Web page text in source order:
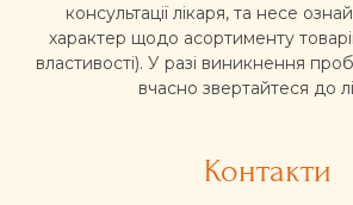
консультації лікаря, та несе
характер щодо асортименту
властивості). У разі виникнення
вчасно звертайтеся до
Контакти